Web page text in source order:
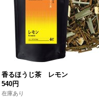
香るほうじ茶 レモン
540円
在庫あり